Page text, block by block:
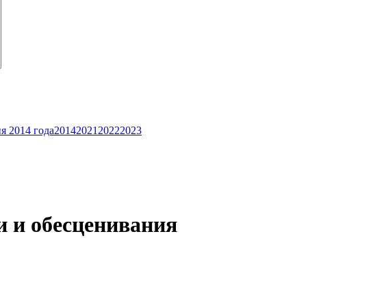
2014 года2014202120222023
и обесценивания